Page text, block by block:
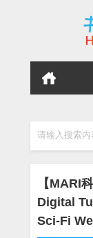
请输入搜索内
【MARI
Digital
Sci-Fi